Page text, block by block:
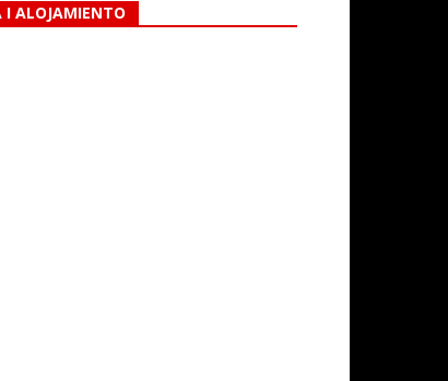
I ALOJAMIENTO